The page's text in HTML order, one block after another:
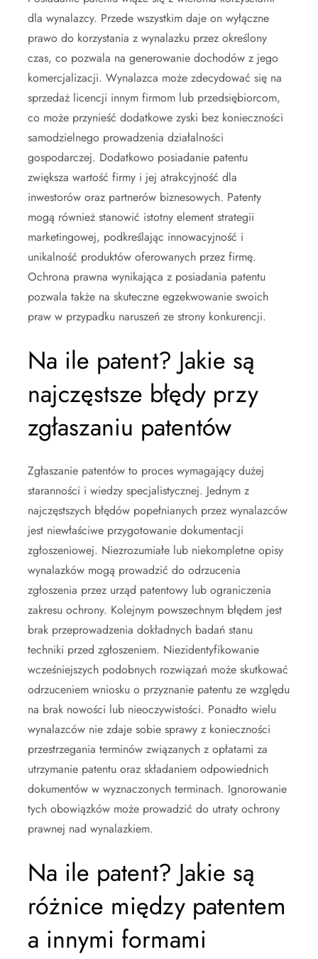
dla wynalazcy. Przede wszystkim daje on wyłączne
prawo do korzystania z wynalazku przez określony
czas, co pozwala na generowanie dochodów z jego
komercjalizacji. Wynalazca może zdecydować się na
sprzedaż licencji innym firmom lub przedsiębiorcom,
co może przynieść dodatkowe zyski bez konieczności
samodzielnego prowadzenia działalności
gospodarczej. Dodatkowo posiadanie patentu
zwiększa wartość firmy i jej atrakcyjność dla
inwestorów oraz partnerów biznesowych. Patenty
mogą również stanowić istotny element strategii
marketingowej, podkreślając innowacyjność i
unikalność produktów oferowanych przez firmę.
Ochrona prawna wynikająca z posiadania patentu
pozwala także na skuteczne egzekwowanie swoich
praw w przypadku naruszeń ze strony konkurencji.
Na ile patent? Jakie są
najczęstsze błędy przy
zgłaszaniu patentów
Zgłaszanie patentów to proces wymagający dużej
staranności i wiedzy specjalistycznej. Jednym z
najczęstszych błędów popełnianych przez wynalazców
jest niewłaściwe przygotowanie dokumentacji
zgłoszeniowej. Niezrozumiałe lub niekompletne opisy
wynalazków mogą prowadzić do odrzucenia
zgłoszenia przez urząd patentowy lub ograniczenia
zakresu ochrony. Kolejnym powszechnym błędem jest
brak przeprowadzenia dokładnych badań stanu
techniki przed zgłoszeniem. Niezidentyfikowanie
wcześniejszych podobnych rozwiązań może skutkować
odrzuceniem wniosku o przyznanie patentu ze względu
na brak nowości lub nieoczywistości. Ponadto wielu
wynalazców nie zdaje sobie sprawy z konieczności
przestrzegania terminów związanych z opłatami za
utrzymanie patentu oraz składaniem odpowiednich
dokumentów w wyznaczonych terminach. Ignorowanie
tych obowiązków może prowadzić do utraty ochrony
prawnej nad wynalazkiem.
Na ile patent? Jakie są
różnice między patentem
a innymi formami